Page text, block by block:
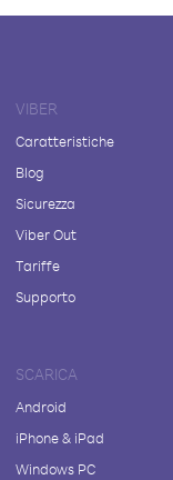
VIBER
Caratteristiche
Blog
Sicurezza
Viber Out
Tariffe
Supporto
SCARICA
Android
iPhone & iPad
Windows PC